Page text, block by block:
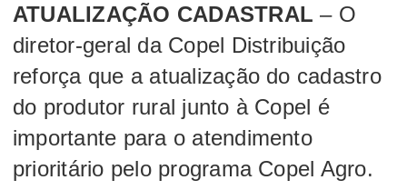
ATUALIZAÇÃO CADASTRAL – O
diretor-geral da Copel Distribuição
reforça que a atualização do cadastro
do produtor rural junto à Copel é
importante para o atendimento
prioritário pelo programa Copel Agro.